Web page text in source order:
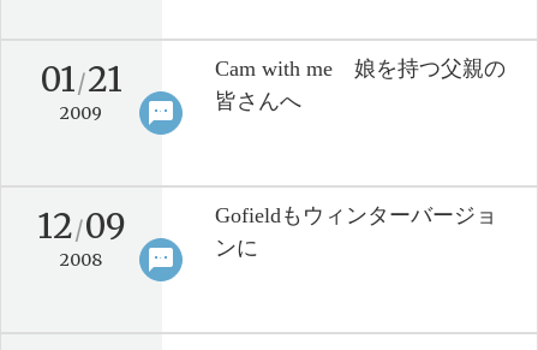
sms
01/21
2009
Cam with me 娘を持つ父親の
皆さんへ
keyboard_arrow_right
sms
12/09
2008
Gofieldもウィンターバージョ
ンに
keyboard_arrow_right